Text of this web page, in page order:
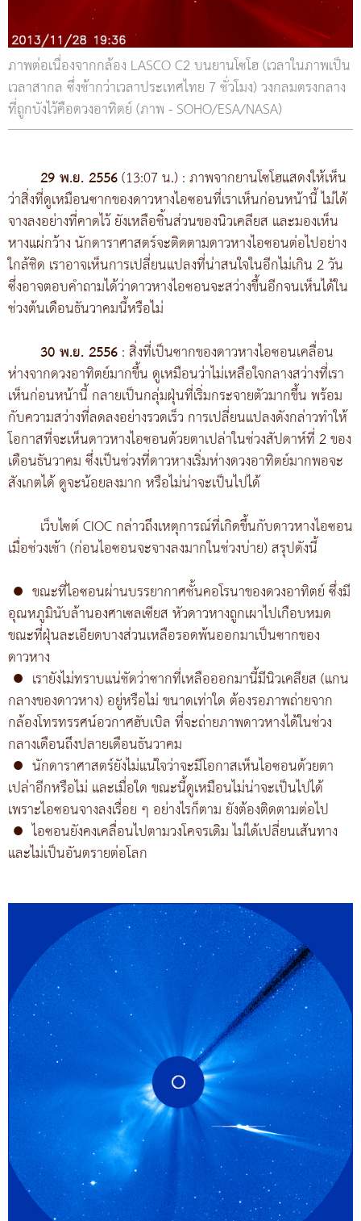
ภาพต่อเนื่องจากกล้อง LASCO C2 บนยานโซโฮ (เวลาในภาพเป็น
เวลาสากล ซึ่งช้ากว่าเวลาประเทศไทย 7 ชั่วโมง) วงกลมตรงกลาง
ที่ถูกบังไว้คือดวงอาทิตย์ (ภาพ - SOHO/ESA/NASA)
29 พ.ย. 2556(13:07 น.) : ภาพจากยานโซโฮแสดงให้เห็น
ว่าสิ่งที่ดูเหมือนซากของดาวหางไอซอนที่เราเห็นก่อนหน้านี้ ไม่ได้
จางลงอย่างที่คาดไว้ ยังเหลือชิ้นส่วนของนิวเคลียส และมองเห็น
หางแผ่กว้าง นักดาราศาสตร์จะติดตามดาวหางไอซอนต่อไปอย่าง
ใกล้ชิด เราอาจเห็นการเปลี่ยนแปลงที่น่าสนใจในอีกไม่เกิน 2 วัน
ซึ่งอาจตอบคำถามได้ว่าดาวหางไอซอนจะสว่างขึ้นอีกจนเห็นได้ใน
ช่วงต้นเดือนธันวาคมนี้หรือไม่
30 พ.ย. 2556: สิ่งที่เป็นซากของดาวหางไอซอนเคลื่อน
ห่างจากดวงอาทิตย์มากขึ้น ดูเหมือนว่าไม่เหลือใจกลางสว่างที่เรา
เห็นก่อนหน้านี้ กลายเป็นกลุ่มฝุ่นที่เริ่มกระจายตัวมากขึ้น พร้อม
กับความสว่างที่ลดลงอย่างรวดเร็ว การเปลี่ยนแปลงดังกล่าวทำให้
โอกาสที่จะเห็นดาวหางไอซอนด้วยตาเปล่าในช่วงสัปดาห์ที่ 2 ของ
เดือนธันวาคม ซึ่งเป็นช่วงที่ดาวหางเริ่มห่างดวงอาทิตย์มากพอจะ
สังเกตได้ ดูจะน้อยลงมาก หรือไม่น่าจะเป็นไปได้
เว็บไซต์ CIOC กล่าวถึงเหตุการณ์ที่เกิดขึ้นกับดาวหางไอซอน
เมื่อช่วงเช้า (ก่อนไอซอนจะจางลงมากในช่วงบ่าย) สรุปดังนี้
● ขณะที่ไอซอนผ่านบรรยากาศชั้นคอโรนาของดวงอาทิตย์ ซึ่งมี
อุณหภูมินับล้านองศาเซลเซียส หัวดาวหางถูกเผาไปเกือบหมด
ขณะที่ฝุ่นละเอียดบางส่วนเหลือรอดพ้นออกมาเป็นซากของ
ดาวหาง
● เรายังไม่ทราบแน่ชัดว่าซากที่เหลือออกมานี้มีนิวเคลียส (แกน
กลางของดาวหาง) อยู่หรือไม่ ขนาดเท่าใด ต้องรอภาพถ่ายจาก
กล้องโทรทรรศน์อวกาศฮับเบิล ที่จะถ่ายภาพดาวหางได้ในช่วง
กลางเดือนถึงปลายเดือนธันวาคม
● นักดาราศาสตร์ยังไม่แน่ใจว่าจะมีโอกาสเห็นไอซอนด้วยตา
เปล่าอีกหรือไม่ และเมื่อใด ขณะนี้ดูเหมือนไม่น่าจะเป็นไปได้
เพราะไอซอนจางลงเรื่อย ๆ อย่างไรก็ตาม ยังต้องติดตามต่อไป
● ไอซอนยังคงเคลื่อนไปตามวงโคจรเดิม ไม่ได้เปลี่ยนเส้นทาง
และไม่เป็นอันตรายต่อโลก